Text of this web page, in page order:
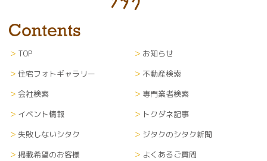
TOP
お知らせ
住宅フォトギャラリー
不動産検索
会社検索
専門業者検索
イベント情報
トクダネ記事
失敗しないシタク
ジタクのシタク新聞
掲載希望のお客様
よくあるご質問